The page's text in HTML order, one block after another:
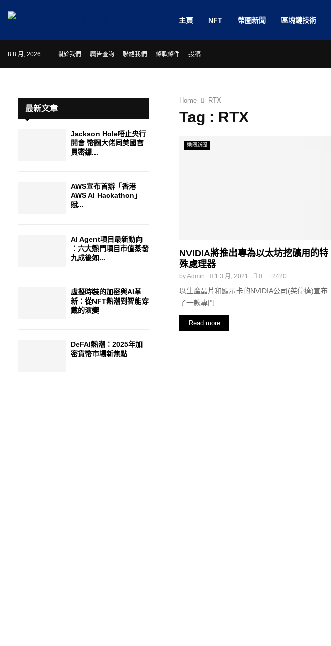
主頁 NFT 幣圈新聞 區塊鏈技術
8 8 月, 2026 關於我們 廣告查詢 聯絡我們 條款條件 投稿
Home RTX
Tag : RTX
幣圈新聞
NVIDIA將推出專為以太坊挖礦用的特
殊處理器
byAdmin 1 3 月, 2021 0 2420
以生產晶片和顯示卡的NVIDIA公司(英偉達)宣布
了一款專門...
Read more
最新文章
Jackson Hole唔止央行
開會 幣圈大佬同美國官
員密鑼...
AWS宣布首辦「香港
AWS AI Hackathon」
賦...
AI Agent項目最新動向
：六大熱門項目市值蒸發
九成後如...
虛擬時裝的加密與AI革
新：從NFT熱潮到智能穿
戴的演變
DeFAI熱潮：2025年加
密貨幣市場新焦點